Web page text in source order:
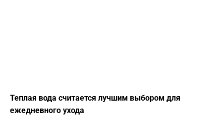
Теплая вода считается лучшим выбором для
ежедневного ухода